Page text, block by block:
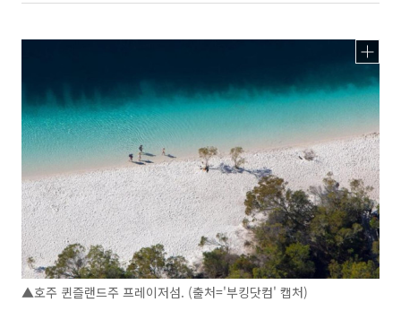
▲호주 퀸즐랜드주 프레이저섬. (출처='부킹닷컴' 캡처)